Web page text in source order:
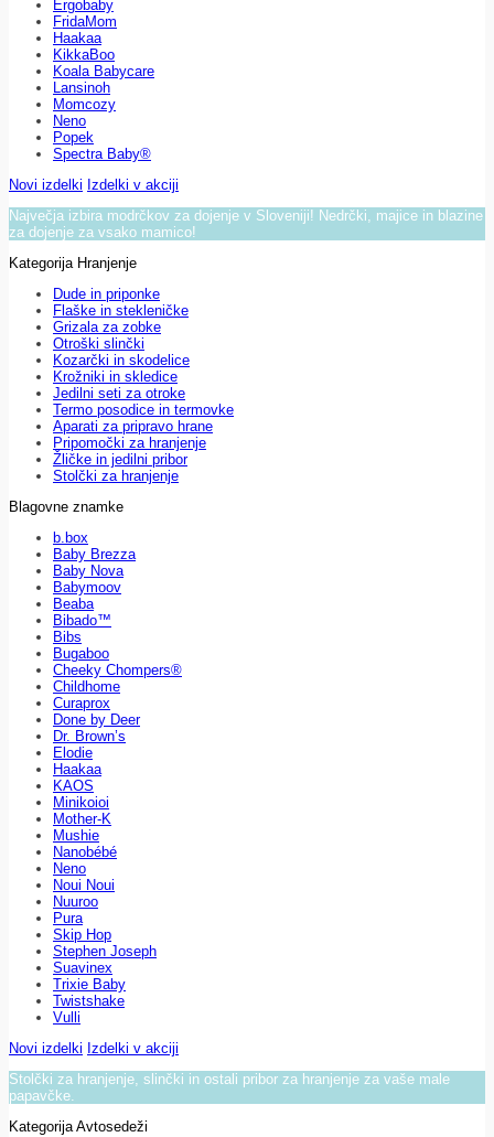
Ergobaby
FridaMom
Haakaa
KikkaBoo
Koala Babycare
Lansinoh
Momcozy
Neno
Popek
Spectra Baby®
Novi izdelki Izdelki v akciji
Največja izbira modrčkov za dojenje v Sloveniji! Nedrčki, majice in blazine
za dojenje za vsako mamico!
Kategorija Hranjenje
Dude in priponke
Flaške in stekleničke
Grizala za zobke
Otroški slinčki
Kozarčki in skodelice
Krožniki in skledice
Jedilni seti za otroke
Termo posodice in termovke
Aparati za pripravo hrane
Pripomočki za hranjenje
Žličke in jedilni pribor
Stolčki za hranjenje
Blagovne znamke
b.box
Baby Brezza
Baby Nova
Babymoov
Beaba
Bibado™
Bibs
Bugaboo
Cheeky Chompers®
Childhome
Curaprox
Done by Deer
Dr. Brown’s
Elodie
Haakaa
KAOS
Minikoioi
Mother-K
Mushie
Nanobébé
Neno
Noui Noui
Nuuroo
Pura
Skip Hop
Stephen Joseph
Suavinex
Trixie Baby
Twistshake
Vulli
Novi izdelki Izdelki v akciji
Stolčki za hranjenje, slinčki in ostali pribor za hranjenje za vaše male
papavčke.
Kategorija Avtosedeži